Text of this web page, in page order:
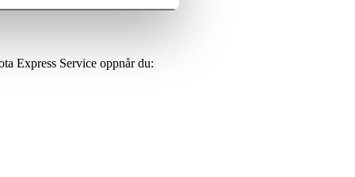
Express Service oppnår du: